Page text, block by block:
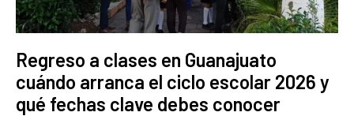
Regreso a clases en Guanajuato
cuándo arranca el ciclo escolar 2026 y
qué fechas clave debes conocer